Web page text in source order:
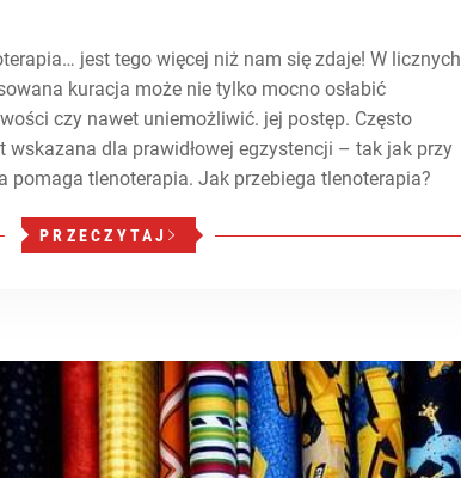
jest tego więcej niż nam się zdaje! W licznych
kuracja może nie tylko mocno osłabić
czy nawet uniemożliwić. jej postęp. Często
dla prawidłowej egzystencji – tak jak przy
pomaga tlenoterapia. Jak przebiega tlenoterapia?
PRZECZYTAJ